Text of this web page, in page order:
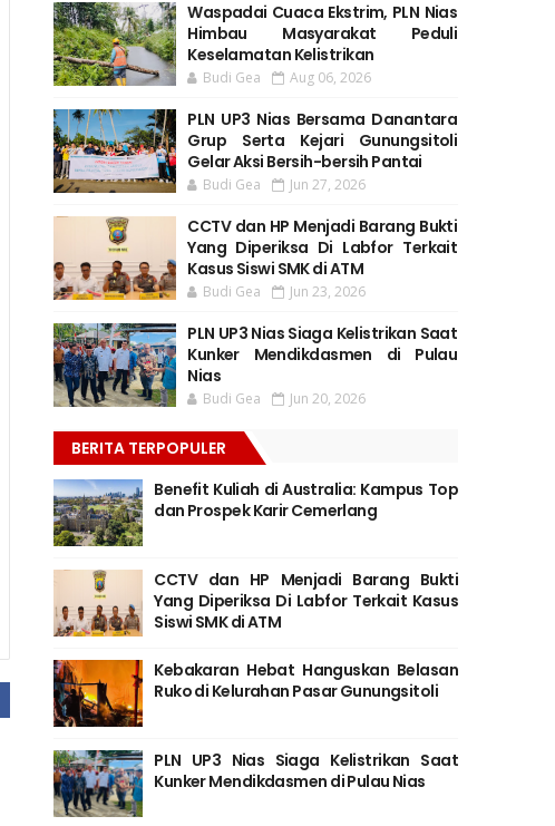
Waspadai Cuaca Ekstrim, PLN Nias
Himbau Masyarakat Peduli
Keselamatan Kelistrikan
Budi Gea Aug 06, 2026
PLN UP3 Nias Bersama Danantara
Grup Serta Kejari Gunungsitoli
Gelar Aksi Bersih-bersih Pantai
Budi Gea Jun 27, 2026
CCTV dan HP Menjadi Barang Bukti
Yang Diperiksa Di Labfor Terkait
Kasus Siswi SMK di ATM
Budi Gea Jun 23, 2026
PLN UP3 Nias Siaga Kelistrikan Saat
Kunker Mendikdasmen di Pulau
Nias
Budi Gea Jun 20, 2026
BERITA TERPOPULER
Benefit Kuliah di Australia: Kampus Top
dan Prospek Karir Cemerlang
CCTV dan HP Menjadi Barang Bukti
Yang Diperiksa Di Labfor Terkait Kasus
Siswi SMK di ATM
Kebakaran Hebat Hanguskan Belasan
Ruko di Kelurahan Pasar Gunungsitoli
PLN UP3 Nias Siaga Kelistrikan Saat
Kunker Mendikdasmen di Pulau Nias